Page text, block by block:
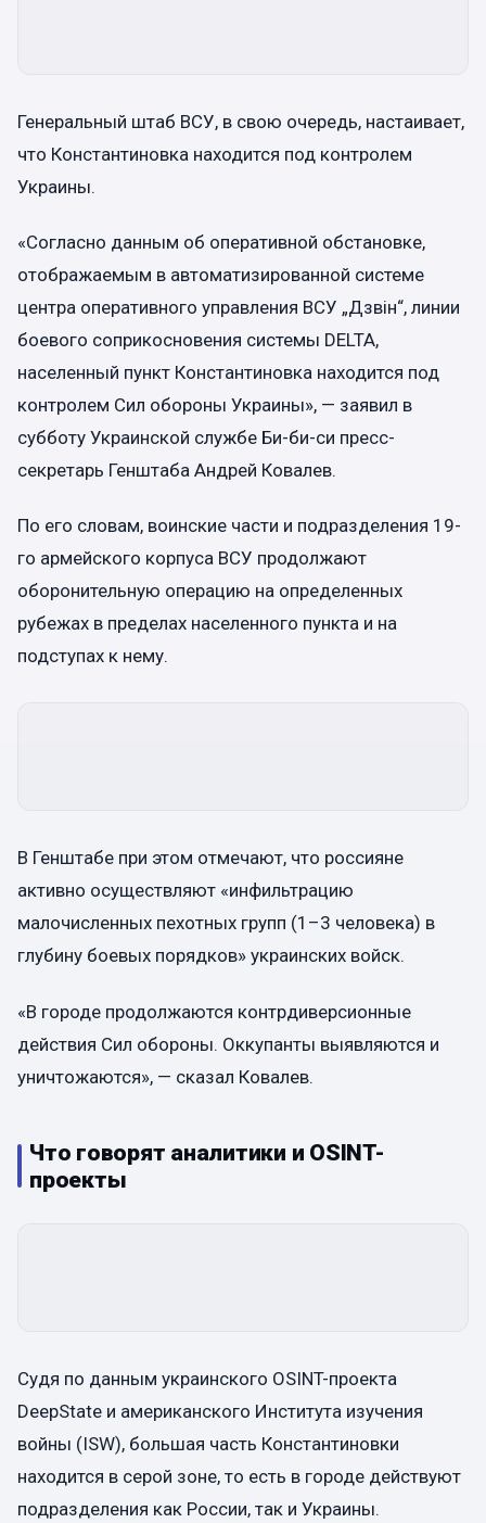
Генеральный штаб ВСУ, в свою очередь, настаивает,
что Константиновка находится под контролем
Украины.
«Согласно данным об оперативной обстановке,
отображаемым в автоматизированной системе
центра оперативного управления ВСУ „Дзвін“, линии
боевого соприкосновения системы DELTA,
населенный пункт Константиновка находится под
контролем Сил обороны Украины», — заявил в
субботу Украинской службе Би-би-си пресс-
секретарь Генштаба Андрей Ковалев.
По его словам, воинские части и подразделения 19-
го армейского корпуса ВСУ продолжают
оборонительную операцию на определенных
рубежах в пределах населенного пункта и на
подступах к нему.
В Генштабе при этом отмечают, что россияне
активно осуществляют «инфильтрацию
малочисленных пехотных групп (1–3 человека) в
глубину боевых порядков» украинских войск.
«В городе продолжаются контрдиверсионные
действия Сил обороны. Оккупанты выявляются и
уничтожаются», — сказал Ковалев.
Что говорят аналитики и OSINT-
проекты
Судя по данным украинского OSINT-проекта
DeepState и американского Института изучения
войны (ISW), большая часть Константиновки
находится в серой зоне, то есть в городе действуют
подразделения как России, так и Украины.